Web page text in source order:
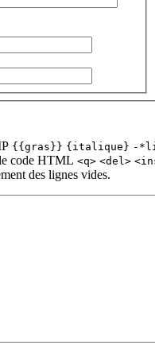
{{gras}} {italique} -
code HTML <q> <del>
des lignes vides.